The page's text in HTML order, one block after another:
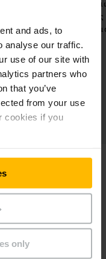
and ads, to
analyse our traffic.
use of our site with
partners who
that you’ve
from your use
cookies if you
only
και